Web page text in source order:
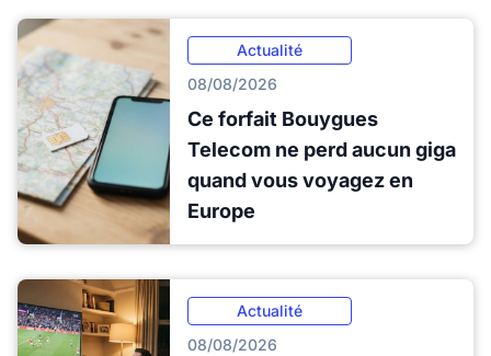
Actualité
08/08/2026
Ce forfait Bouygues
Telecom ne perd aucun giga
quand vous voyagez en
Europe
Actualité
08/08/2026